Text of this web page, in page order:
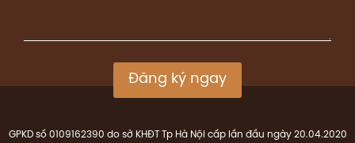
Đăng ký ngay
GPKD số 0109162390 do sở KHĐT Tp Hà Nội cấp lần đầu ngày 20.04.2020